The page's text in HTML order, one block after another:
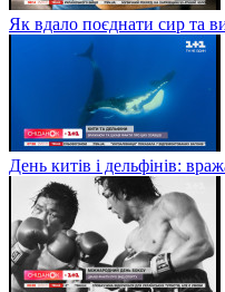
Як вдало поєднати сир та
День китів і дельфінів: